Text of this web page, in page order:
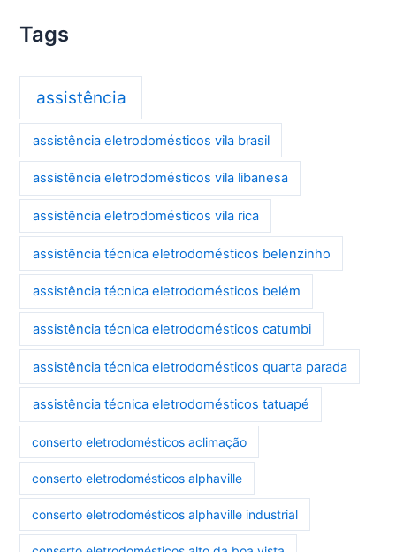
Tags
assistência
assistência eletrodomésticos vila brasil
assistência eletrodomésticos vila libanesa
assistência eletrodomésticos vila rica
assistência técnica eletrodomésticos belenzinho
assistência técnica eletrodomésticos belém
assistência técnica eletrodomésticos catumbi
assistência técnica eletrodomésticos quarta parada
assistência técnica eletrodomésticos tatuapé
conserto eletrodomésticos aclimação
conserto eletrodomésticos alphaville
conserto eletrodomésticos alphaville industrial